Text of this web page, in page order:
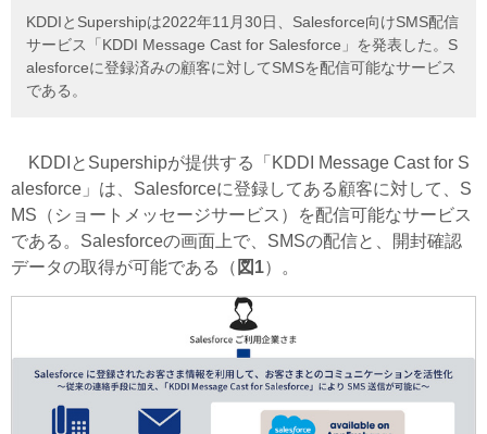
KDDIとSupershipは2022年11月30日、Salesforce向けSMS配信
サービス「KDDI Message Cast for Salesforce」を発表した。S
alesforceに登録済みの顧客に対してSMSを配信可能なサービス
である。
KDDIとSupershipが提供する「KDDI Message Cast for S
alesforce」は、Salesforceに登録してある顧客に対して、S
MS（ショートメッセージサービス）を配信可能なサービス
である。Salesforceの画面上で、SMSの配信と、開封確認
データの取得が可能である（ 図1）。